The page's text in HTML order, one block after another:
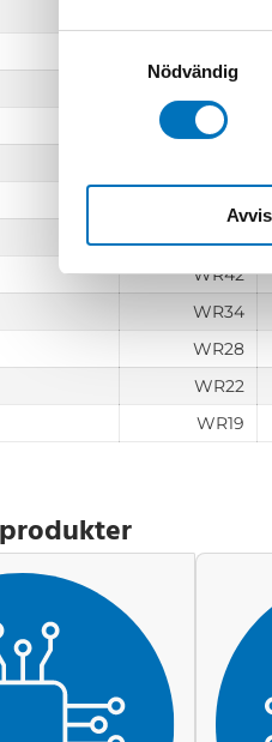
Nödvändig
WR112
WR90
WR42
WR34
WR28
WR22
WR19